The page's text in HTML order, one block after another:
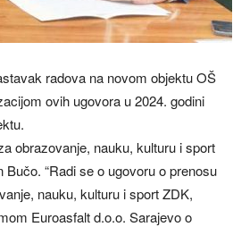
radova na novom objektu OŠ
ovih ugovora u 2024. godini
obrazovanje, nauku, kulturu i sport
“Radi se o ugovoru o prenosu
nauku, kulturu i sport ZDK,
Euroasfalt d.o.o. Sarajevo o